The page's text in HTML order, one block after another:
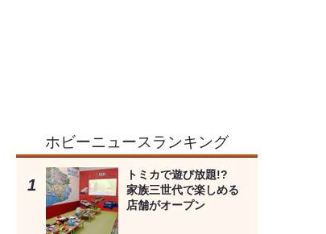
ホビーニュースランキング
トミカで遊び放題!?
家族三世代で楽しめる
店舗がオープン